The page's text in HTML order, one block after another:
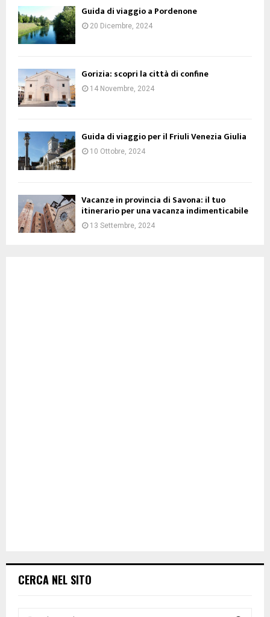
Guida di viaggio a Pordenone
20 Dicembre, 2024
Gorizia: scopri la città di confine
14 Novembre, 2024
Guida di viaggio per il Friuli Venezia Giulia
10 Ottobre, 2024
Vacanze in provincia di Savona: il tuo
itinerario per una vacanza indimenticabile
13 Settembre, 2024
CERCA NEL SITO